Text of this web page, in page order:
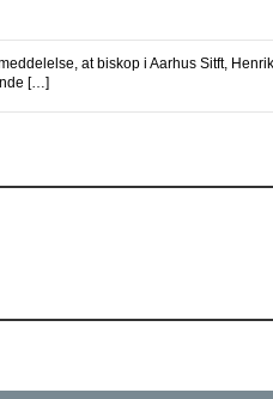
at biskop i Aarhus Sitft,
[…]